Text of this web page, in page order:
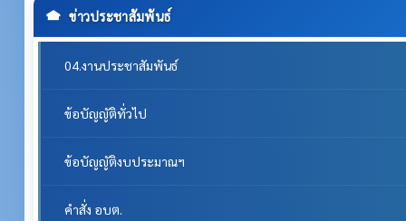
ข่าวประชาสัมพันธ์
04.งานประชาสัมพันธ์
ข้อบัญญัติทั่วไป
ข้อบัญญัติงบประมาณฯ
คำสั่ง อบต.